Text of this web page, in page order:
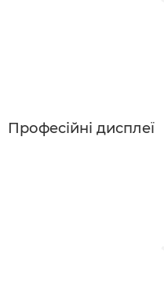
Професійні дисплеї